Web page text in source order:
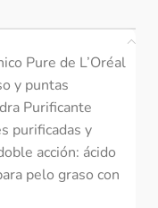
Pure de L’Oréal
y puntas
Purificante
purificadas y
acción: ácido
pelo graso con